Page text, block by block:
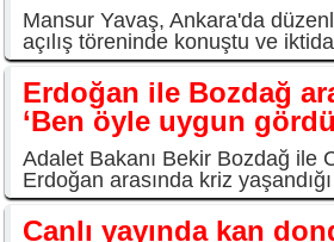
Mansur Yavaş, Ankara'da
açılış töreninde konuştu ve
Erdoğan ile Bozdağ
‘Ben öyle uygun
Adalet Bakanı Bekir Bozdağ ile
Erdoğan arasında kriz
Canlı yayında kan